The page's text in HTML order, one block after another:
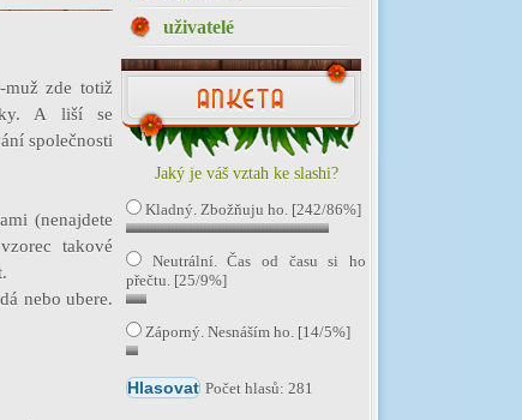
muž zde totiž
A liší se
společnosti
(nenajdete
takové
nebo ubere.
uživatelé
Jaký je váš vztah ke slashi?
Kladný. Zbožňuju ho. [242/86%]
Neutrální. Čas od času si ho
přečtu. [25/9%]
Záporný. Nesnáším ho. [14/5%]
Počet hlasů: 281